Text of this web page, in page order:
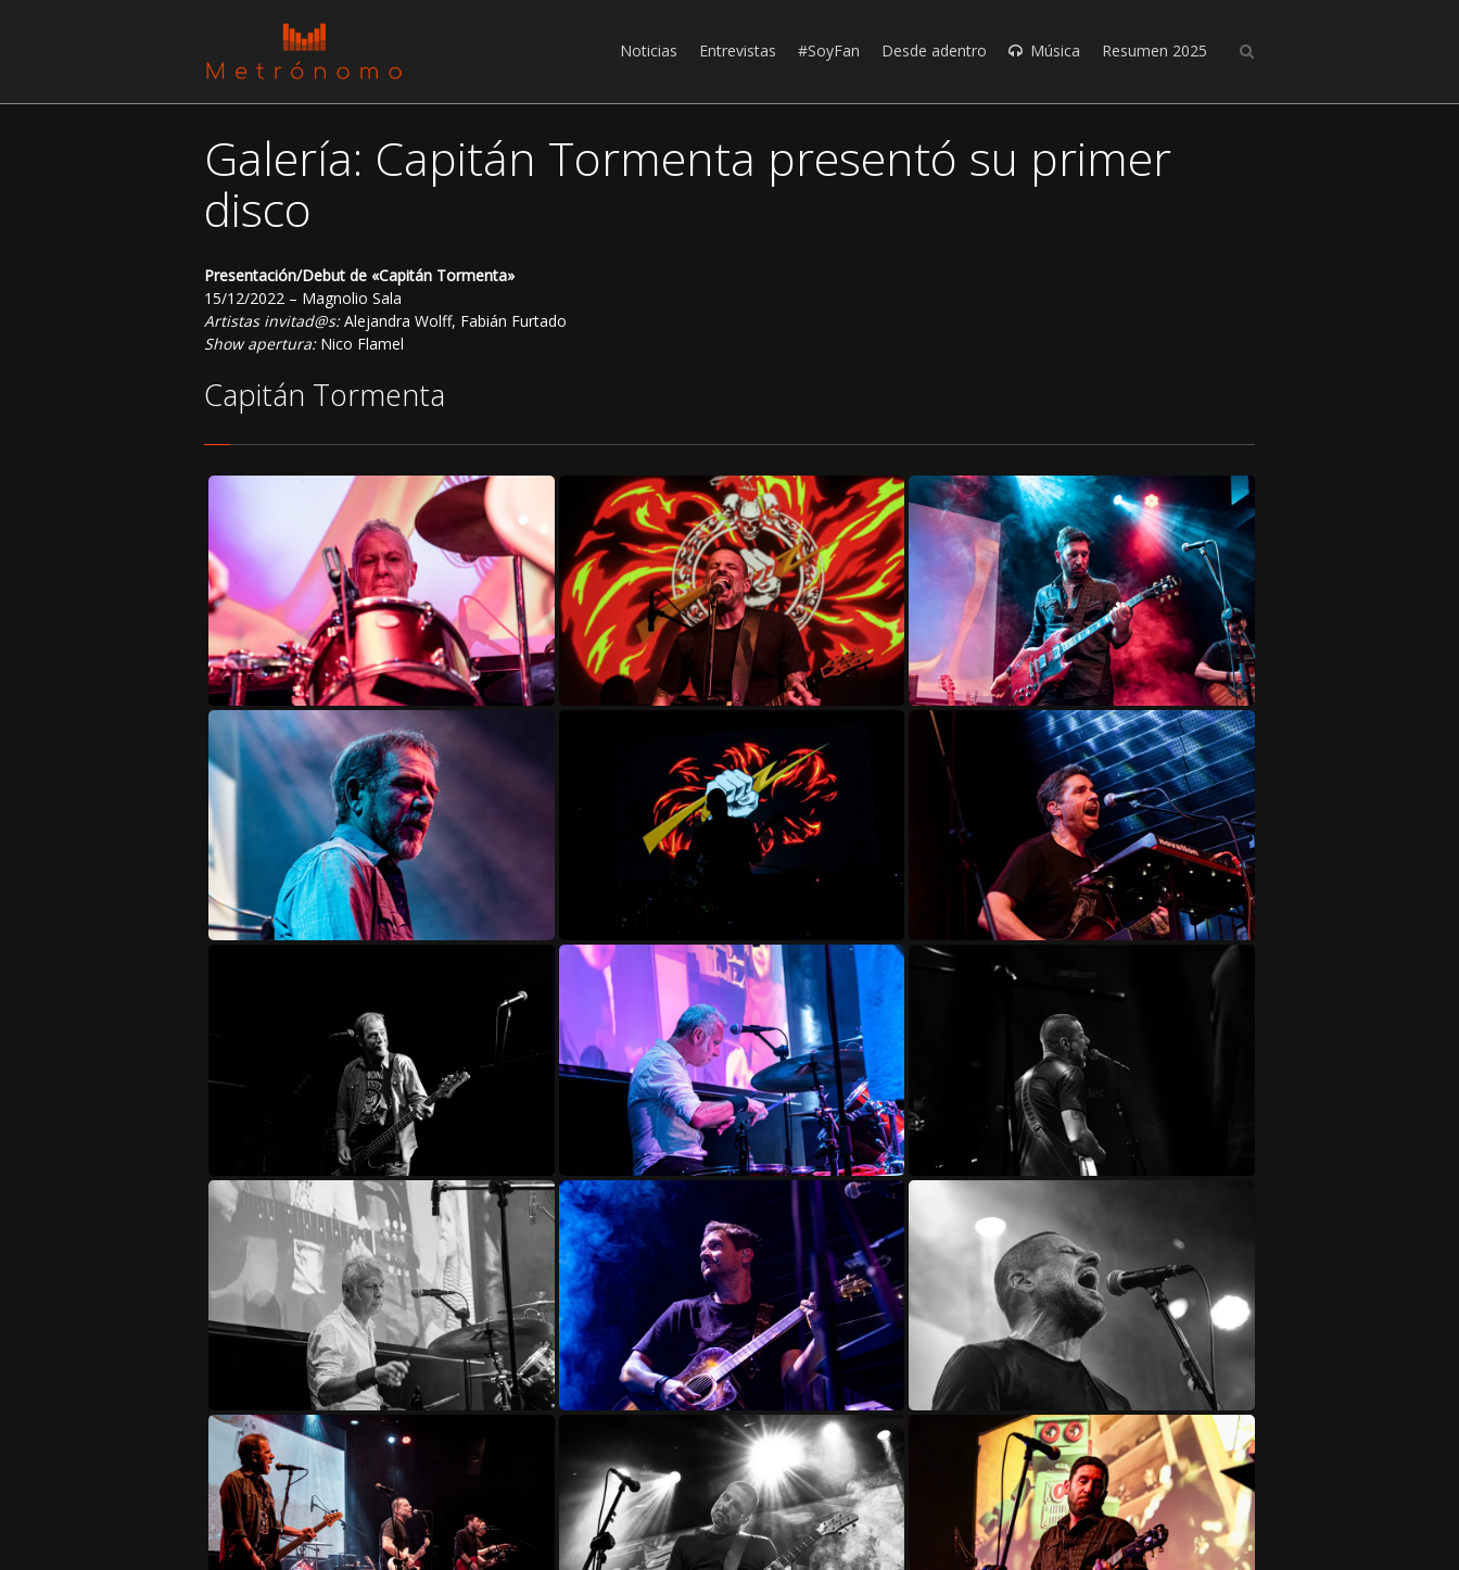
Noticias Entrevistas #SoyFan Desde adentro Música Resumen 2025
Galería: Capitán Tormenta presentó su primer
disco
Presentación/Debut de «Capitán Tormenta»
15/12/2022 – Magnolio Sala
Artistas invitad@s:Alejandra Wolff, Fabián Furtado
Show apertura:Nico Flamel
Capitán Tormenta